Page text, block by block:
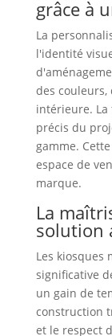
grâce à
La
l'identité
des couleurs,
intérieure.
précis du
gamme.
espace de
marque.
La
solution
Les
significative
un gain de
construction
et le respect